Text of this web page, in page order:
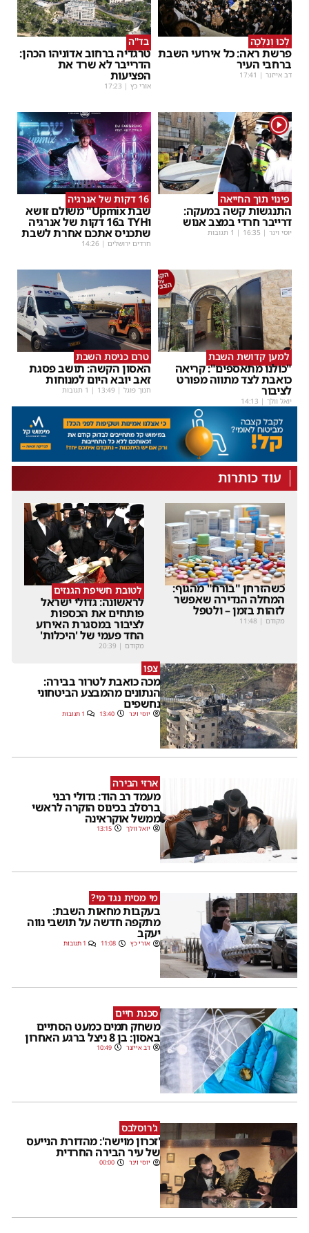
לְכוּ וְנֵלְכָה
פרשת ראה: כל אירועי השבת
ברחבי העיר
דב אייזנר |
17:41
בד"ה
טרגדיה ברחוב אדוניהו הכהן:
הדרייבר לא שרד את
הפציעות
אורי כץ |
17:23
1
פינוי תוך החייאה
התנגשות קשה במעקה:
דרייבר חרדי במצב אנוש
יוסי וינר |
16:35 | 1 תגובות
16 דקות של אנרגיה
שבת Upmix" משולם זושא
וTYH ב16 דקות של אנרגיה
שתכניס אתכם אחרת לשבת
חרדים ירושלים |
14:26
למען קדושת השבת
"כולנו מתאספים": קריאה
כואבת לצד מתווה מפורט
לציבור
יואל וולך |
14:13
טרם כניסת השבת
האסון הקשה: תושב פסגת
זאב יובא היום למנוחות
חנוך פוגל |
13:49 | 1 תגובות
עוד כותרות
כשהזרחן "בורח" מהגוף:
המחלה הנדירה שאפשר
לזהות בזמן – ולטפל
מקודם |
11:48
לטובת חשיפת הגנזים
לראשונה: גדולי ישראל
פותחים את הכספות
לציבור במסגרת האירוע
החד פעמי של 'היכלות'
מקודם |
20:39
צפו
מכה כואבת לטרור בבירה:
הנתונים מהמבצע הביטחוני
נחשפים
יוסי וינר 13:40 1 תגובות
ארזי הבירה
מעמד רב הוד: גדולי רבני
ברסלב בכינוס הוקרה לראשי
ממשל אוקראינה
יואל וולך 13:15
מי מסית נגד מי?
בעקבות מחאות השבת:
מתקפה חדשה על תושבי נווה
יעקב
אורי כץ 11:08 1 תגובות
סכנת חיים
משחק תמים כמעט הסתיים
באסון: בן 8 ניצל ברגע האחרון
דב אייזנר 10:49
ג'רוסלבס
'זכרון מוישה': מהדורת הנייעס
של עיר הבירה החרדית
יוסי וינר 00:00